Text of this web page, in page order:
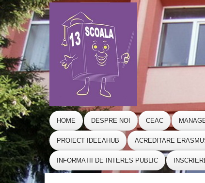
HOME DESPRE NOI CEAC
PROIECT IDEEAHUB ACREDITARE
INFORMATII DE INTERES PUBLIC